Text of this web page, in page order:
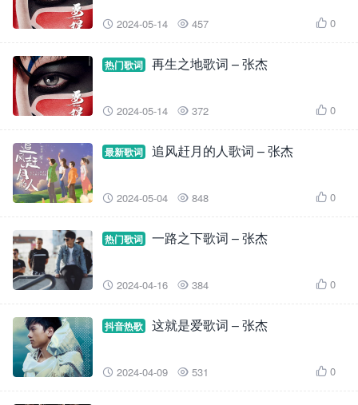
 2024-05-14  457  0
热门歌词 再生之地歌词 – 张杰
 2024-05-14  372  0
最新歌词 追风赶月的人歌词 – 张杰
 2024-05-04  848  0
热门歌词 一路之下歌词 – 张杰
 2024-04-16  384  0
抖音热歌 这就是爱歌词 – 张杰
 2024-04-09  531  0